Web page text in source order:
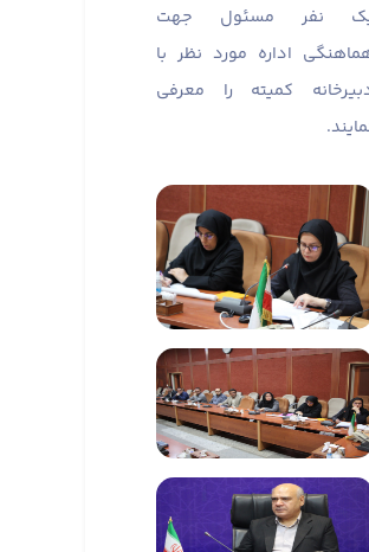
نفر مسئول جهت
اداره مورد نظر با
کمیته را معرفی